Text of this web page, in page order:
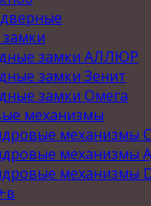
замки АЛЛЮР
замки Зенит
замки Омега
механизмы
механизмы
механизмы
механизмы